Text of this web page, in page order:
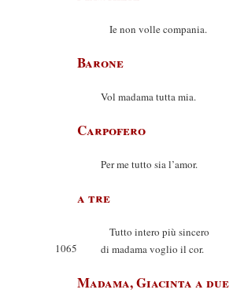
Ie non volle compania.
Barone
Vol madama tutta mia.
Carpofero
Per me tutto sia l’amor.
a tre
Tutto intero più sincero
1065
di madama voglio il cor.
Madama, Giacinta a due